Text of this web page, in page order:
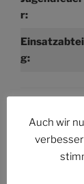
r:
g:
Auch wir